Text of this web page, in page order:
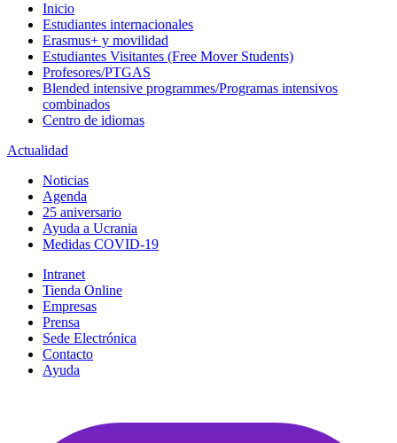
Inicio
Estudiantes internacionales
Erasmus+ y movilidad
Estudiantes Visitantes (Free Mover Students)
Profesores/PTGAS
Blended intensive programmes/Programas intensivos
combinados
Centro de idiomas
Actualidad
Noticias
Agenda
25 aniversario
Ayuda a Ucrania
Medidas COVID-19
Intranet
Tienda Online
Empresas
Prensa
Sede Electrónica
Contacto
Ayuda